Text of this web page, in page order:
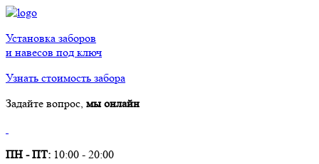
Установка заборов
и навесов под ключ
Узнать стоимость забора
Задайте вопрос, мы онлайн
ПН - ПТ: 10:00 - 20:00